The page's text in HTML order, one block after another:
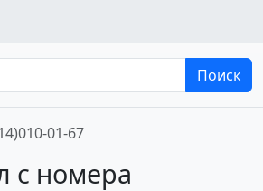
Поиск
01-67
с номера